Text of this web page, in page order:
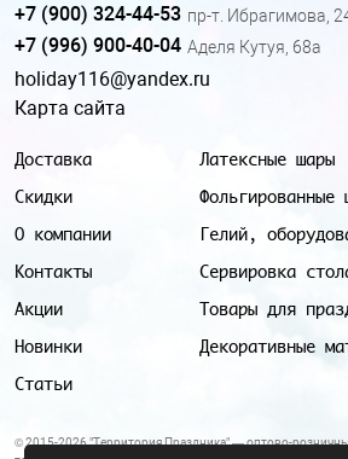
Доставка
Скидки
О компании
Контакты
Акции
Новинки
Статьи
Латексные шары
Фольгированные
Гелий,
Сервировка
Товары для
Декоративные
+7 (900) 324-44-53 пр-т. Ибрагимова,
+7 (996) 900-40-04 Аделя Кутуя, 68а
holiday116@yandex.ru
Карта сайта
© 2015-2026 "Территория Праздника" — оптово-